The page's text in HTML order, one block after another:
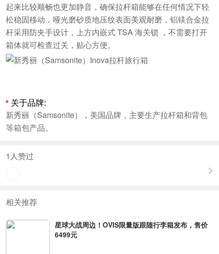
起来比较顺畅也更加静音，确保拉杆箱能够在任何情况下轻
松稳固移动，哑光磨砂质地压纹表面美观耐磨，铝镁合金拉
杆采用防夹手设计，上方内嵌式 TSA 海关锁 ，不需要打开
箱体就可检查过关，贴心方便。
关于品牌:
新秀丽（Samsonite），美国品牌，主要生产拉杆箱和背包
等箱包产品。
1 人赞过
相关推荐
星球大战周边！OVIS限量版跟随行李箱发布，售价
6499元